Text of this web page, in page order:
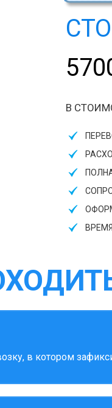
В
в котором